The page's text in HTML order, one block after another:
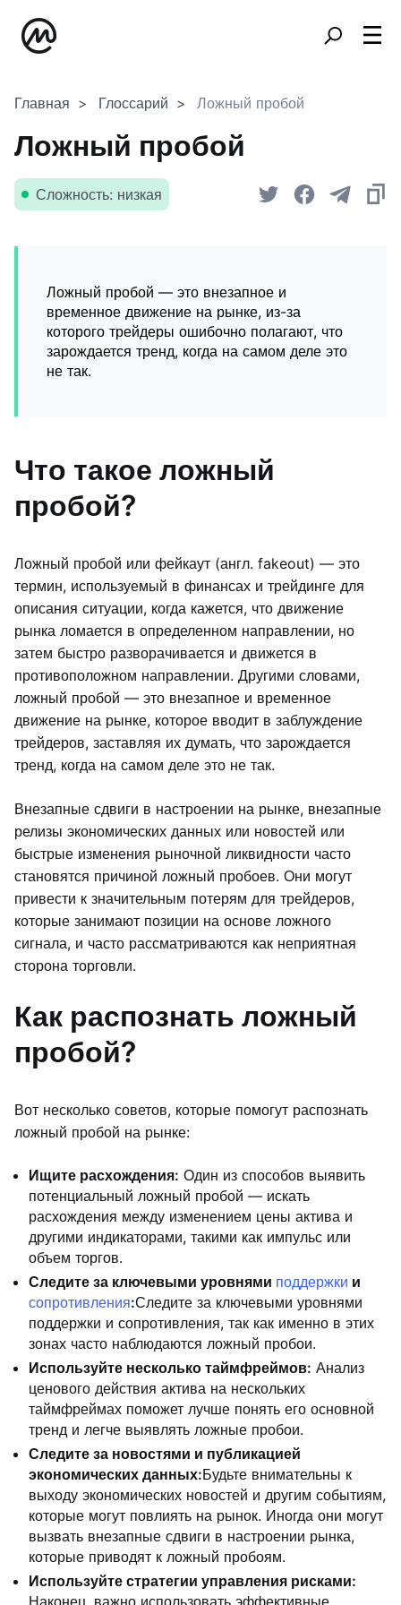
Главная Глоссарий Ложный пробой
Ложный пробой
Сложность: низкая
Ложный пробой — это внезапное и
временное движение на рынке, из-за
которого трейдеры ошибочно полагают, что
зарождается тренд, когда на самом деле это
не так.
Что такое ложный
пробой?
Ложный пробой или фейкаут (англ. fakeout) — это
термин, используемый в финансах и трейдинге для
описания ситуации, когда кажется, что движение
рынка ломается в определенном направлении, но
затем быстро разворачивается и движется в
противоположном направлении. Другими словами,
ложный пробой — это внезапное и временное
движение на рынке, которое вводит в заблуждение
трейдеров, заставляя их думать, что зарождается
тренд, когда на самом деле это не так.
Внезапные сдвиги в настроении на рынке, внезапные
релизы экономических данных или новостей или
быстрые изменения рыночной ликвидности часто
становятся причиной ложный пробоев. Они могут
привести к значительным потерям для трейдеров,
которые занимают позиции на основе ложного
сигнала, и часто рассматриваются как неприятная
сторона торговли.
Как распознать ложный
пробой?
Вот несколько советов, которые помогут распознать
ложный пробой на рынке:
Ищите расхождения: Один из способов выявить
потенциальный ложный пробой — искать
расхождения между изменением цены актива и
другими индикаторами, такими как импульс или
объем торгов.
Следите за ключевыми уровнями поддержки и
сопротивления:Следите за ключевыми уровнями
поддержки и сопротивления, так как именно в этих
зонах часто наблюдаются ложный пробои.
Используйте несколько таймфреймов: Анализ
ценового действия актива на нескольких
таймфреймах поможет лучше понять его основной
тренд и легче выявлять ложные пробои.
Следите за новостями и публикацией
экономических данных:Будьте внимательны к
выходу экономических новостей и другим событиям,
которые могут повлиять на рынок. Иногда они могут
вызвать внезапные сдвиги в настроении рынка,
которые приводят к ложный пробоям.
Используйте стратегии управления рисками:
Наконец, важно использовать эффективные